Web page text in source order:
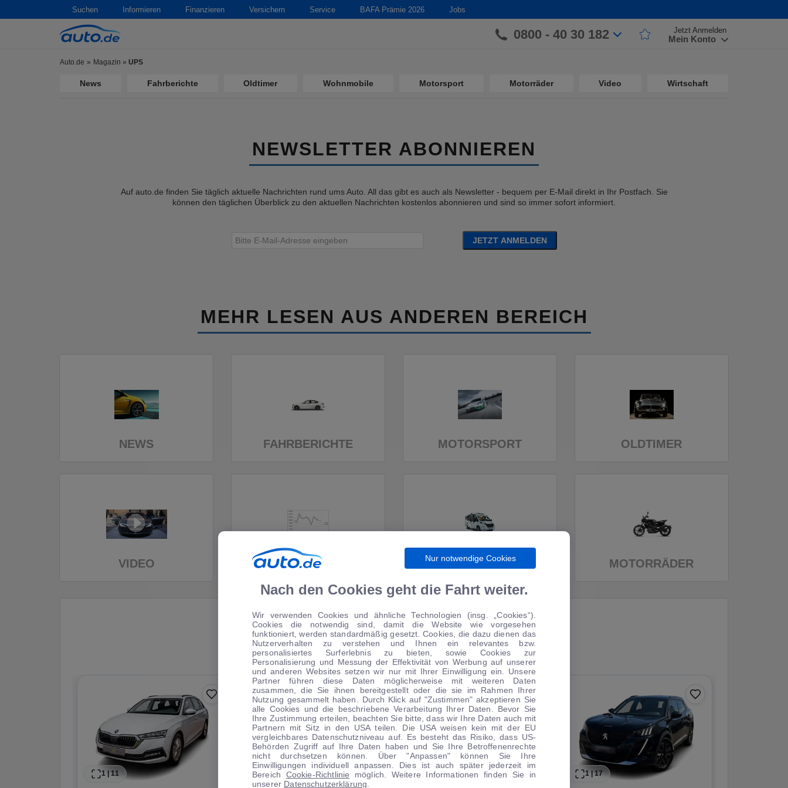
Suchen Informieren Finanzieren Versichern Service BAFA Prämie 2026 Jobs
0800 - 40 30 182 Jetzt Anmelden
Mein Konto
Auto.de Magazin » UPS
News Fahrberichte Oldtimer Wohnmobile Motorsport Motorräder Video Wirtschaft
NEWSLETTER ABONNIEREN
Auf auto.de finden Sie täglich aktuelle Nachrichten rund ums Auto. All das gibt es auch als Newsletter - bequem per E-Mail direkt in Ihr Postfach. Sie
können den täglichen Überblick zu den aktuellen Nachrichten kostenlos abonnieren und sind so immer sofort informiert.
JETZT ANMELDEN
MEHR LESEN AUS ANDEREN BEREICH
NEWS FAHRBERICHTE MOTORSPORT OLDTIMER
VIDEO WIRTSCHAFT WOHNMOBILE MOTORRÄDER
TIPPS VOM AUTOMARKT
1 11 1|20 1 |13 1|17
Nur notwendige Cookies
Nach den Cookies geht die Fahrt weiter.
Wir verwenden Cookies und ähnliche Technologien (insg. „Cookies“).
Cookies die notwendig sind, damit die Website wie vorgesehen
funktioniert, werden standardmäßig gesetzt. Cookies, die dazu dienen das
Nutzerverhalten zu verstehen und Ihnen ein relevantes bzw.
personalisiertes Surferlebnis zu bieten, sowie Cookies zur
Personalisierung und Messung der Effektivität von Werbung auf unserer
und anderen Websites setzen wir nur mit Ihrer Einwilligung ein. Unsere
Partner führen diese Daten möglicherweise mit weiteren Daten
zusammen, die Sie ihnen bereitgestellt oder die sie im Rahmen Ihrer
Nutzung gesammelt haben. Durch Klick auf "Zustimmen" akzeptieren Sie
alle Cookies und die beschriebene Verarbeitung Ihrer Daten. Bevor Sie
Ihre Zustimmung erteilen, beachten Sie bitte, dass wir Ihre Daten auch mit
Partnern mit Sitz in den USA teilen. Die USA weisen kein mit der EU
vergleichbares Datenschutzniveau auf. Es besteht das Risiko, dass US-
Behörden Zugriff auf Ihre Daten haben und Sie Ihre Betroffenenrechte
nicht durchsetzen können. Über "Anpassen" können Sie Ihre
Einwilligungen individuell anpassen. Dies ist auch später jederzeit im
Bereich Cookie-Richtlinie möglich. Weitere Informationen finden Sie in
unserer Datenschutzerklärung